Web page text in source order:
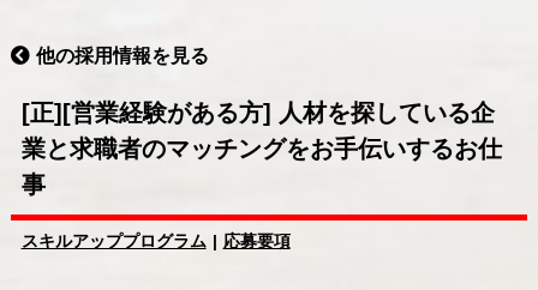
他の採用情報を見る
[正][営業経験がある方] 人材を探している企
業と求職者のマッチングをお手伝いするお仕
事
スキルアッププログラム 応募要項